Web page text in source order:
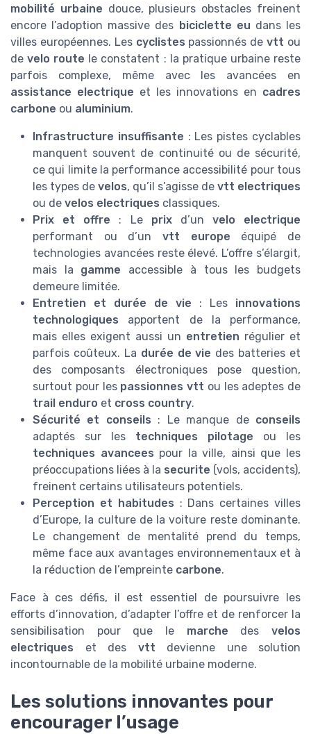
mobilité urbaine douce, plusieurs obstacles freinent
encore l’adoption massive des biciclette eu dans les
villes européennes. Les cyclistes passionnés devtt ou
develo route le constatent : la pratique urbaine reste
parfois complexe, même avec les avancées en
assistance electrique et les innovations en cadres
carbone ou aluminium.
Infrastructure insuffisante : Les pistes cyclables
manquent souvent de continuité ou de sécurité,
ce qui limite la performance accessibilité pour tous
les types de velos, qu’il s’agisse de vtt electriques
ou de velos electriques classiques.
Prix et offre : Le prixd’un velo electrique
performant ou d’un vtt europe équipé de
technologies avancées reste élevé. L’offre s’élargit,
mais la gamme accessible à tous les budgets
demeure limitée.
Entretien et durée de vie : Les innovations
technologiques apportent de la performance,
mais elles exigent aussi un entretien régulier et
parfois coûteux. La durée de vie des batteries et
des composants électroniques pose question,
surtout pour les passionnes vtt ou les adeptes de
trail enduro et cross country.
Sécurité et conseils : Le manque de conseils
adaptés sur les techniques pilotage ou les
techniques avancees pour la ville, ainsi que les
préoccupations liées à la securite (vols, accidents),
freinent certains utilisateurs potentiels.
Perception et habitudes : Dans certaines villes
d’Europe, la culture de la voiture reste dominante.
Le changement de mentalité prend du temps,
même face aux avantages environnementaux et à
la réduction de l’empreinte carbone.
Face à ces défis, il est essentiel de poursuivre les
efforts d’innovation, d’adapter l’offre et de renforcer la
sensibilisation pour que le marche desvelos
electriques et des vtt devienne une solution
incontournable de la mobilité urbaine moderne.
Les solutions innovantes pour
encourager l’usage